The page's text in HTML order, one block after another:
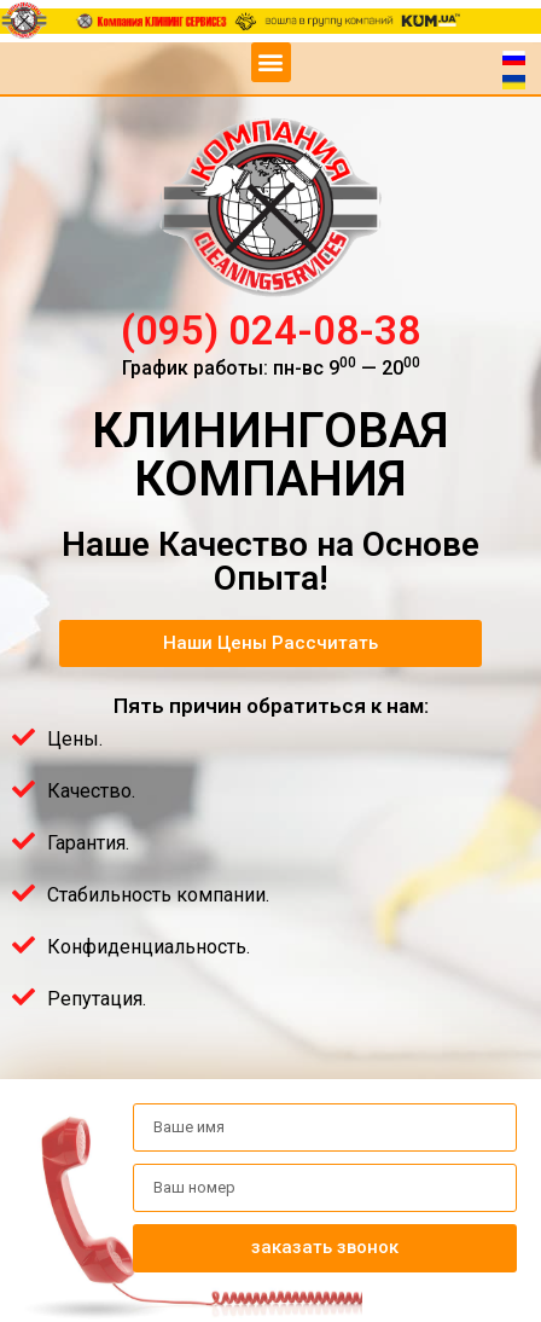
(095) 024-08-38
График работы: пн-вс 900— 2000
КЛИНИНГОВАЯ
КОМПАНИЯ
Наше Качество на Основе
Опыта!
Наши Цены Рассчитать
Пять причин обратиться к нам:
Цены.
Качество.
Гарантия.
Стабильность компании.
Конфиденциальность.
Репутация.
заказать звонок